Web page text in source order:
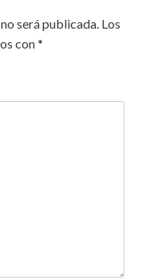
será publicada. Los
con*